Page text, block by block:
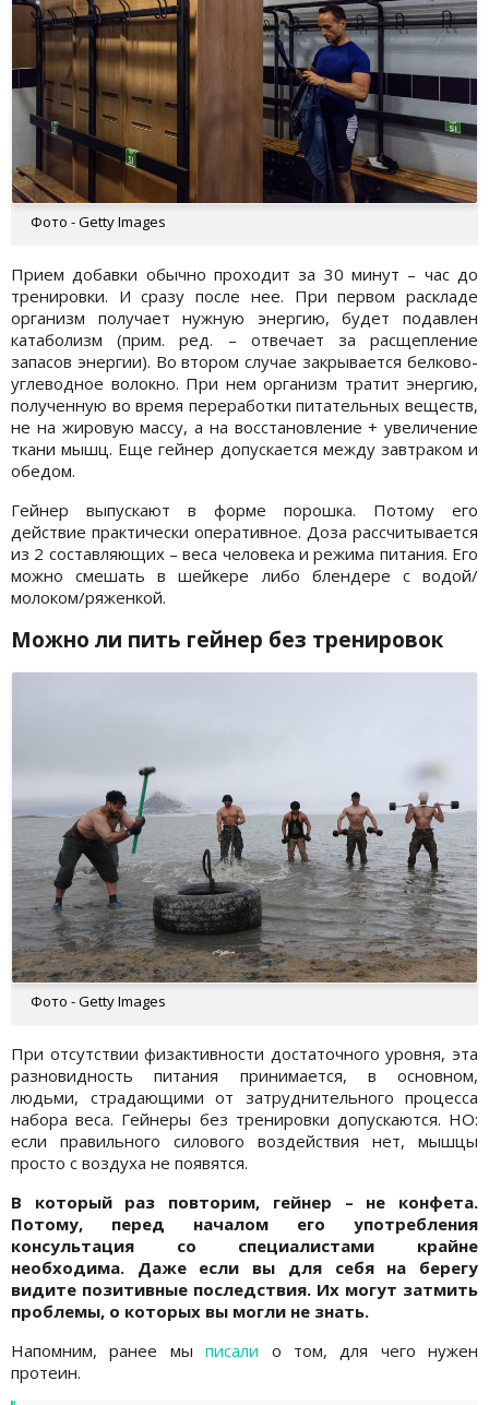
Фото - Getty Images
Прием добавки обычно проходит за 30 минут – час до
тренировки. И сразу после нее. При первом раскладе
организм получает нужную энергию, будет подавлен
катаболизм (прим. ред. – отвечает за расщепление
запасов энергии). Во втором случае закрывается белково-
углеводное волокно. При нем организм тратит энергию,
полученную во время переработки питательных веществ,
не на жировую массу, а на восстановление + увеличение
ткани мышц. Еще гейнер допускается между завтраком и
обедом.
Гейнер выпускают в форме порошка. Потому его
действие практически оперативное. Доза рассчитывается
из 2 составляющих – веса человека и режима питания. Его
можно смешать в шейкере либо блендере с водой/
молоком/ряженкой.
Можно ли пить гейнер без тренировок
Фото - Getty Images
При отсутствии физактивности достаточного уровня, эта
разновидность питания принимается, в основном,
людьми, страдающими от затруднительного процесса
набора веса. Гейнеры без тренировки допускаются. НО:
если правильного силового воздействия нет, мышцы
просто с воздуха не появятся.
В который раз повторим, гейнер – не конфета.
Потому, перед началом его употребления
консультация со специалистами крайне
необходима. Даже если вы для себя на берегу
видите позитивные последствия. Их могут затмить
проблемы, о которых вы могли не знать.
Напомним, ранее мыписали о том, для чего нужен
протеин.